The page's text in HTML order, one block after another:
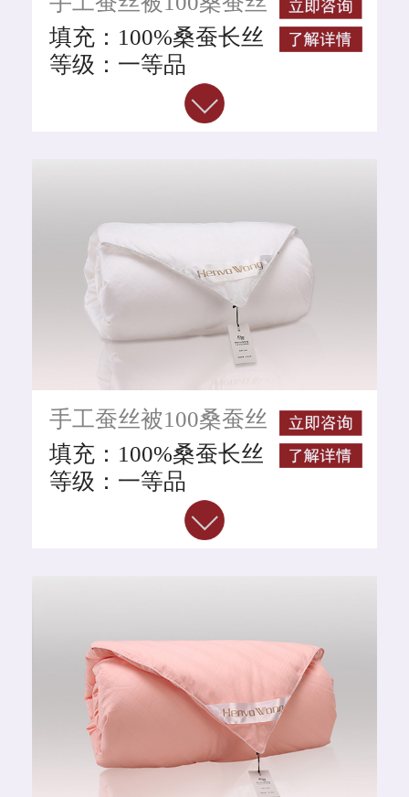
家级别桑蚕丝执行标
准）
填充：100%桑蚕长丝
等级：一等品
工艺：手工拉制
220CM*240CM*2斤
220CM*240CM*4斤
220CM*240CM*6斤
220CM*240CM*8斤
蚕丝净重：1斤、2斤、
执行标准：
GB/T24252-2009 （国
家级别桑蚕丝执行标
准）
手工蚕丝被100桑蚕丝
填充：100%桑蚕长丝
等级：一等品
工艺：手工拉制
200CM*230CM*2斤、
200CM*230CM*4斤
200CM*230CM*6斤、
200CM*230CM*8斤
蚕丝净重：1斤、2斤、
4斤、6斤